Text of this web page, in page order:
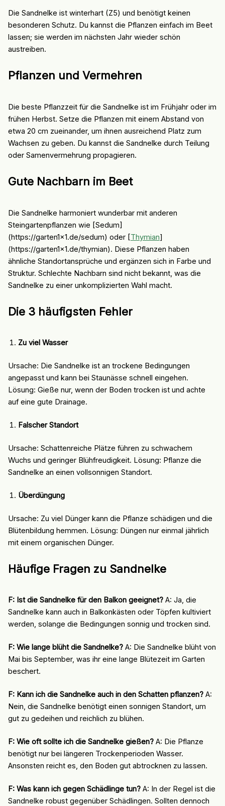
Die Sandnelke ist winterhart (Z5) und benötigt keinen
besonderen Schutz. Du kannst die Pflanzen einfach im Beet
lassen; sie werden im nächsten Jahr wieder schön
austreiben.
Pflanzen und Vermehren
Die beste Pflanzzeit für die Sandnelke ist im Frühjahr oder im
frühen Herbst. Setze die Pflanzen mit einem Abstand von
etwa 20 cm zueinander, um ihnen ausreichend Platz zum
Wachsen zu geben. Du kannst die Sandnelke durch Teilung
oder Samenvermehrung propagieren.
Gute Nachbarn im Beet
Die Sandnelke harmoniert wunderbar mit anderen
Steingartenpflanzen wie [Sedum]
(https://garten1x1.de/sedum) oder [Thymian]
(https://garten1x1.de/thymian). Diese Pflanzen haben
ähnliche Standortansprüche und ergänzen sich in Farbe und
Struktur. Schlechte Nachbarn sind nicht bekannt, was die
Sandnelke zu einer unkomplizierten Wahl macht.
Die 3 häufigsten Fehler
Zu viel Wasser
Ursache: Die Sandnelke ist an trockene Bedingungen
angepasst und kann bei Staunässe schnell eingehen.
Lösung: Gieße nur, wenn der Boden trocken ist und achte
auf eine gute Drainage.
Falscher Standort
Ursache: Schattenreiche Plätze führen zu schwachem
Wuchs und geringer Blühfreudigkeit. Lösung: Pflanze die
Sandnelke an einen vollsonnigen Standort.
Überdüngung
Ursache: Zu viel Dünger kann die Pflanze schädigen und die
Blütenbildung hemmen. Lösung: Düngen nur einmal jährlich
mit einem organischen Dünger.
Häufige Fragen zu Sandnelke
F: Ist die Sandnelke für den Balkon geeignet?A: Ja, die
Sandnelke kann auch in Balkonkästen oder Töpfen kultiviert
werden, solange die Bedingungen sonnig und trocken sind.
F: Wie lange blüht die Sandnelke?A: Die Sandnelke blüht von
Mai bis September, was ihr eine lange Blütezeit im Garten
beschert.
F: Kann ich die Sandnelke auch in den Schatten pflanzen?A:
Nein, die Sandnelke benötigt einen sonnigen Standort, um
gut zu gedeihen und reichlich zu blühen.
F: Wie oft sollte ich die Sandnelke gießen?A: Die Pflanze
benötigt nur bei längeren Trockenperioden Wasser.
Ansonsten reicht es, den Boden gut abtrocknen zu lassen.
F: Was kann ich gegen Schädlinge tun?A: In der Regel ist die
Sandnelke robust gegenüber Schädlingen. Sollten dennoch